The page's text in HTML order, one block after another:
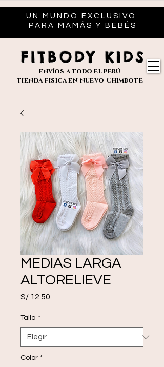
UN MUNDO EXCLUSIVO
PARA MAMÁS Y BEBÉS
FITBODY KIDS
envíos a todo el perú
tienda fisica en nuevo Chimbote
MEDIAS LARGA
ALTORELIEVE
S/ 12.50
Talla *
Color *